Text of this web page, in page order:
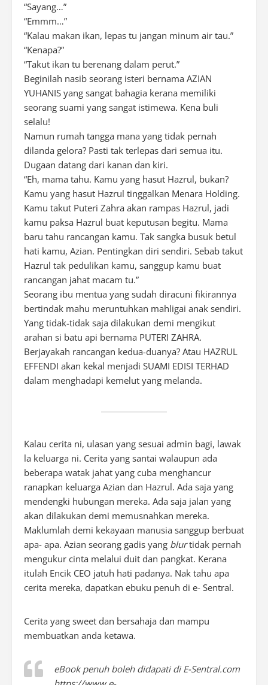
“Sayang…”
“Emmm…”
“Kalau makan ikan, lepas tu jangan minum air tau.”
“Kenapa?”
“Takut ikan tu berenang dalam perut.”
Beginilah nasib seorang isteri bernama AZIAN
YUHANIS yang sangat bahagia kerana memiliki
seorang suami yang sangat istimewa. Kena buli
selalu!
Namun rumah tangga mana yang tidak pernah
dilanda gelora? Pasti tak terlepas dari semua itu.
Dugaan datang dari kanan dan kiri.
“Eh, mama tahu. Kamu yang hasut Hazrul, bukan?
Kamu yang hasut Hazrul tinggalkan Menara Holding.
Kamu takut Puteri Zahra akan rampas Hazrul, jadi
kamu paksa Hazrul buat keputusan begitu. Mama
baru tahu rancangan kamu. Tak sangka busuk betul
hati kamu, Azian. Pentingkan diri sendiri. Sebab takut
Hazrul tak pedulikan kamu, sanggup kamu buat
rancangan jahat macam tu.”
Seorang ibu mentua yang sudah diracuni fikirannya
bertindak mahu meruntuhkan mahligai anak sendiri.
Yang tidak-tidak saja dilakukan demi mengikut
arahan si batu api bernama PUTERI ZAHRA.
Berjayakah rancangan kedua-duanya? Atau HAZRUL
EFFENDI akan kekal menjadi SUAMI EDISI TERHAD
dalam menghadapi kemelut yang melanda.
Kalau cerita ni, ulasan yang sesuai admin bagi, lawak
la keluarga ni. Cerita yang santai walaupun ada
beberapa watak jahat yang cuba menghancur
ranapkan keluarga Azian dan Hazrul. Ada saja yang
mendengki hubungan mereka. Ada saja jalan yang
akan dilakukan demi memusnahkan mereka.
Maklumlah demi kekayaan manusia sanggup berbuat
apa- apa. Azian seorang gadis yang blurtidak pernah
mengukur cinta melalui duit dan pangkat. Kerana
itulah Encik CEO jatuh hati padanya. Nak tahu apa
cerita mereka, dapatkan ebuku penuh di e- Sentral.
Cerita yang sweet dan bersahaja dan mampu
membuatkan anda ketawa.
eBook penuh boleh didapati di E-Sentral.com